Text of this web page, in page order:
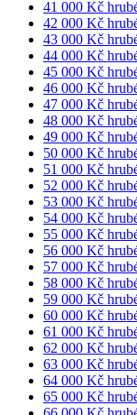
41 000 Kč
42 000 Kč
43 000 Kč
44 000 Kč
45 000 Kč
46 000 Kč
47 000 Kč
48 000 Kč
49 000 Kč
50 000 Kč
51 000 Kč
52 000 Kč
53 000 Kč
54 000 Kč
55 000 Kč
56 000 Kč
57 000 Kč
58 000 Kč
59 000 Kč
60 000 Kč
61 000 Kč
62 000 Kč
63 000 Kč
64 000 Kč
65 000 Kč